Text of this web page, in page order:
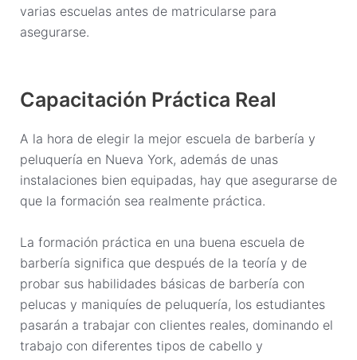
varias escuelas antes de matricularse para
asegurarse.
Capacitación Práctica Real
A la hora de elegir la mejor escuela de barbería y
peluquería en Nueva York, además de unas
instalaciones bien equipadas, hay que asegurarse de
que la formación sea realmente práctica.
La formación práctica en una buena escuela de
barbería significa que después de la teoría y de
probar sus habilidades básicas de barbería con
pelucas y maniquíes de peluquería, los estudiantes
pasarán a trabajar con clientes reales, dominando el
trabajo con diferentes tipos de cabello y